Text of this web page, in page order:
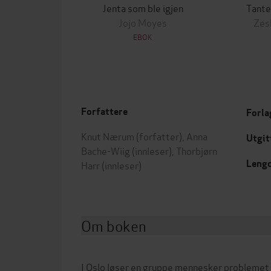
Jenta som ble igjen
Jojo Moyes
EBOK
Forfattere
Knut Nærum (forfatter), Anna
Bache-Wiig (innleser), Thorbjørn
Harr (innleser)
Om boken
I Oslo løser en gruppe mennesker